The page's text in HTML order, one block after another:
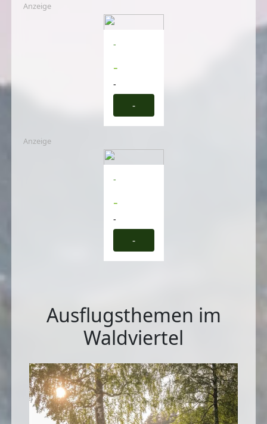
Anzeige
-
-
-
-
Anzeige
-
-
-
-
Ausflugsthemen im
Waldviertel